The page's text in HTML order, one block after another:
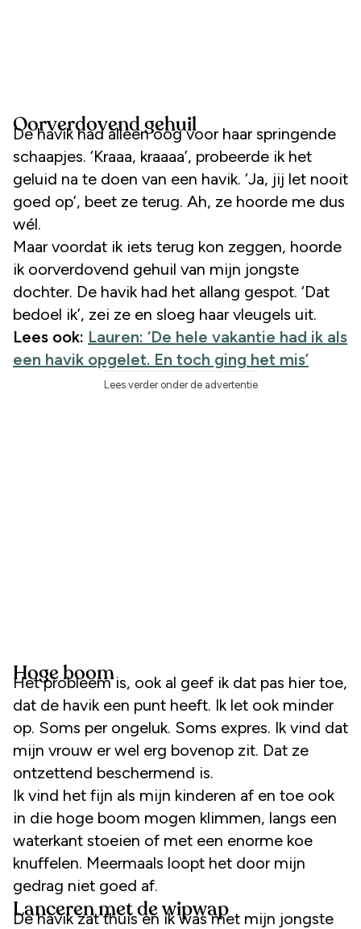
Oorverdovend gehuil
De havik had alleen oog voor haar springende
schaapjes. ‘Kraaa, kraaaa’, probeerde ik het
geluid na te doen van een havik. ‘Ja, jij let nooit
goed op’, beet ze terug. Ah, ze hoorde me dus
wél.
Maar voordat ik iets terug kon zeggen, hoorde
ik oorverdovend gehuil van mijn jongste
dochter. De havik had het allang gespot. ‘Dat
bedoel ik’, zei ze en sloeg haar vleugels uit.
Lees ook: Lauren: ‘De hele vakantie had ik als
een havik opgelet. En toch ging het mis’
Lees verder onder de advertentie
Hoge boom
Het probleem is, ook al geef ik dat pas hier toe,
dat de havik een punt heeft. Ik let ook minder
op. Soms per ongeluk. Soms expres. Ik vind dat
mijn vrouw er wel erg bovenop zit. Dat ze
ontzettend beschermend is.
Ik vind het fijn als mijn kinderen af en toe ook
in die hoge boom mogen klimmen, langs een
waterkant stoeien of met een enorme koe
knuffelen. Meermaals loopt het door mijn
gedrag niet goed af.
Lanceren met de wipwap
De havik zat thuis en ik was met mijn jongste